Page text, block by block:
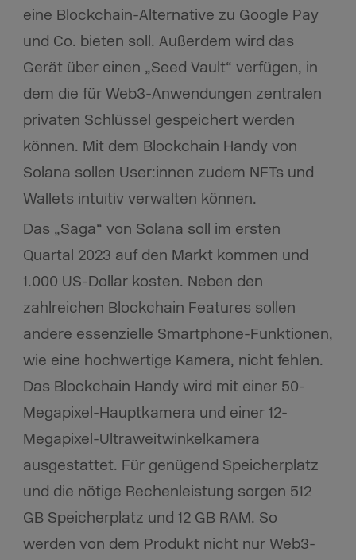
eine Blockchain-Alternative zu Google Pay
und Co. bieten soll. Außerdem wird das
Gerät über einen „Seed Vault“ verfügen, in
dem die für Web3-Anwendungen zentralen
privaten Schlüssel gespeichert werden
können. Mit dem Blockchain Handy von
Solana sollen User:innen zudem NFTs und
Wallets intuitiv verwalten können.
Das „Saga“ von Solana soll im ersten
Quartal 2023 auf den Markt kommen und
1.000 US-Dollar kosten. Neben den
zahlreichen Blockchain Features sollen
andere essenzielle Smartphone-Funktionen,
wie eine hochwertige Kamera, nicht fehlen.
Das Blockchain Handy wird mit einer 50-
Megapixel-Hauptkamera und einer 12-
Megapixel-Ultraweitwinkelkamera
ausgestattet. Für genügend Speicherplatz
und die nötige Rechenleistung sorgen 512
GB Speicherplatz und 12 GB RAM. So
werden von dem Produkt nicht nur Web3-